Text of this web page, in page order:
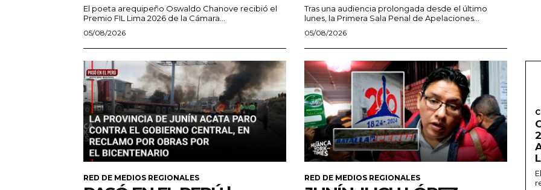
El poeta arequipeño Oswaldo Chanove recibió el
Premio FIL Lima 2026 de la Cámara...
05/08/2026
Tras una audiencia prolongada desde el último
lunes, la Primera Sala Penal de Apelaciones...
05/08/2026
RED DE MEDIOS REGIONALES RED DE MEDIOS REGIONALES